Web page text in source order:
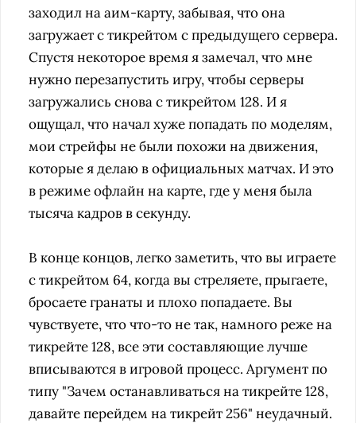
заходил на аим-карту, забывая, что она
загружает с тикрейтом с предыдущего сервера.
Спустя некоторое время я замечал, что мне
нужно перезапустить игру, чтобы серверы
загружались снова с тикрейтом 128. И я
ощущал, что начал хуже попадать по моделям,
мои стрейфы не были похожи на движения,
которые я делаю в официальных матчах. И это
в режиме офлайн на карте, где у меня была
тысяча кадров в секунду.
В конце концов, легко заметить, что вы играете
с тикрейтом 64, когда вы стреляете, прыгаете,
бросаете гранаты и плохо попадаете. Вы
чувствуете, что что-то не так,намного реже на
тикрейте 128, все эти составляющие лучше
вписываются в игровой процесс. Аргумент по
типу "Зачем останавливаться на тикрейте 128,
давайте перейдем на тикрейт 256" неудачный.